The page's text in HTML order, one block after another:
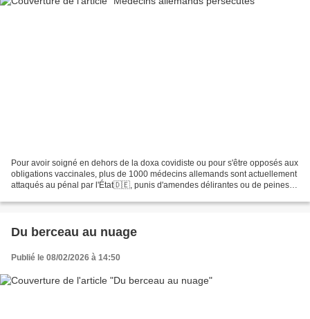
Pour avoir soigné en dehors de la doxa covidiste ou pour s'être opposés aux
obligations vaccinales, plus de 1000 médecins allemands sont actuellement
attaqués au pénal par l'État🇩🇪, punis d'amendes délirantes ou de peines
Du berceau au nuage
Publié le 08/02/2026 à 14:50